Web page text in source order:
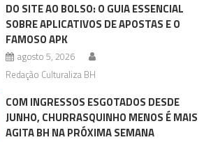
DO SITE AO BOLSO: O GUIA ESSENCIAL
SOBRE APLICATIVOS DE APOSTAS E O
FAMOSO APK
agosto 5, 2026
Redação Culturaliza BH
COM INGRESSOS ESGOTADOS DESDE
JUNHO, CHURRASQUINHO MENOS É MAIS
AGITA BH NA PRÓXIMA SEMANA